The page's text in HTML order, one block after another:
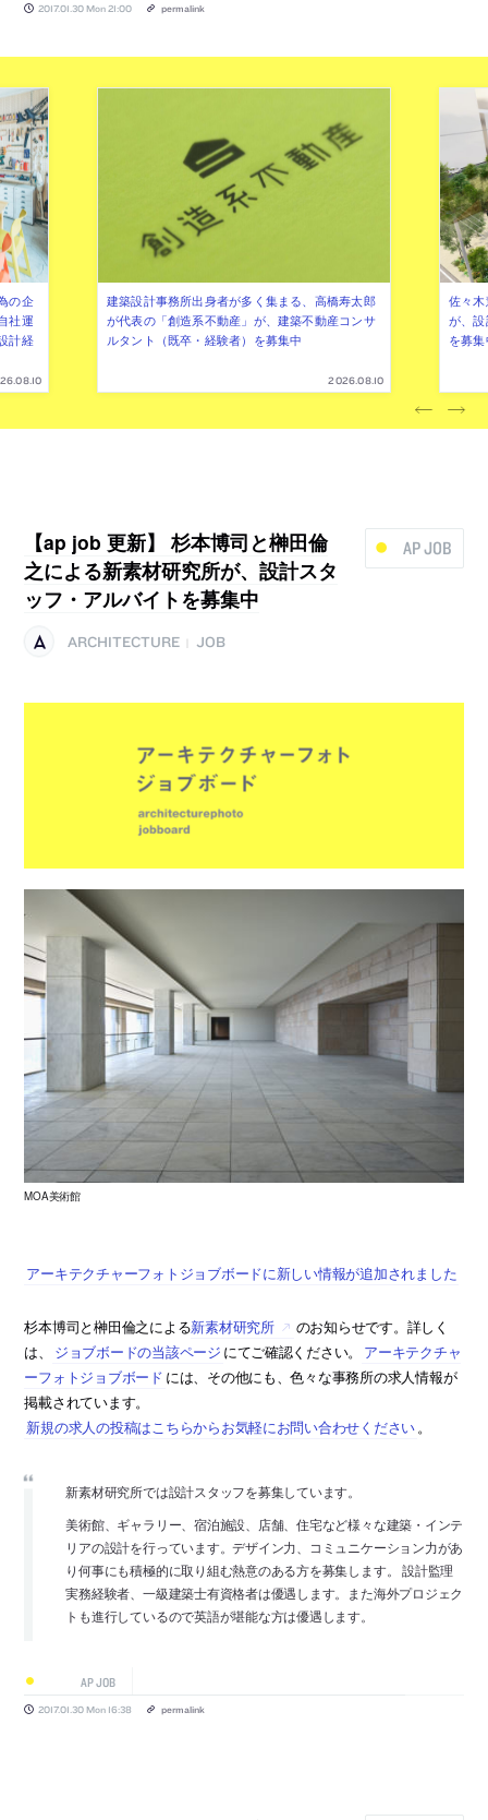
2017.01.30 Mon 21:00 permalink
の企
社運
計経
建築設計事務所出身者が多く集まる、高橋寿太郎
が代表の「創造系不動産」が、建築不動産コンサ
ルタント（既卒・経験者）を募集中
2026.08.10
佐々
が、
を募
AP JOB
【ap job 更新】 杉本博司と榊田倫
之による新素材研究所が、設計スタ
ッフ・アルバイトを募集中
ARCHITECTURE JOB
MOA美術館
アーキテクチャーフォトジョブボードに新しい情報が追加されました
杉本博司と榊田倫之による新素材研究所
のお知らせです。詳しく
は、
ジョブボードの当該ページ にてご確認ください。
アーキテクチャ
ーフォトジョブボード には、その他にも、色々な事務所の求人情報が
掲載されています。
新規の求人の投稿はこちらからお気軽にお問い合わせください。
新素材研究所では設計スタッフを募集しています。
美術館、ギャラリー、宿泊施設、店舗、住宅など様々な建築・インテ
リアの設計を行っています。デザイン力、コミュニケーション力があ
り何事にも積極的に取り組む熱意のある方を募集します。 設計監理
実務経験者、一級建築士有資格者は優遇します。また海外プロジェク
トも進行しているので英語が堪能な方は優遇します。
AP JOB
2017.01.30 Mon 16:38 permalink